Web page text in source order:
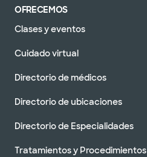
OFRECEMOS
Clases y eventos
Cuidado virtual
Directorio de médicos
Directorio de ubicaciones
Directorio de Especialidades
Tratamientos y Procedimientos